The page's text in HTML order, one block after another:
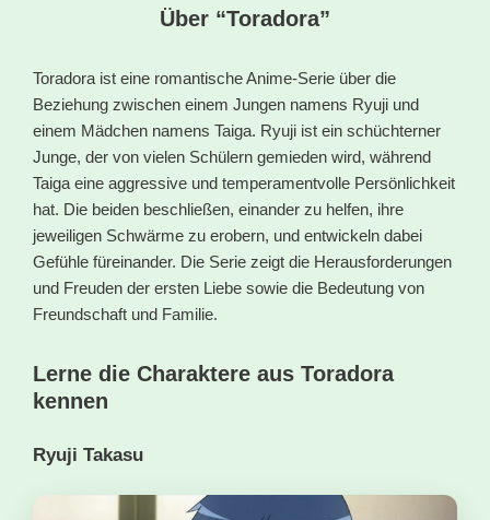
Über “Toradora”
Toradora ist eine romantische Anime-Serie über die
Beziehung zwischen einem Jungen namens Ryuji und
einem Mädchen namens Taiga. Ryuji ist ein schüchterner
Junge, der von vielen Schülern gemieden wird, während
Taiga eine aggressive und temperamentvolle Persönlichkeit
hat. Die beiden beschließen, einander zu helfen, ihre
jeweiligen Schwärme zu erobern, und entwickeln dabei
Gefühle füreinander. Die Serie zeigt die Herausforderungen
und Freuden der ersten Liebe sowie die Bedeutung von
Freundschaft und Familie.
Lerne die Charaktere aus Toradora
kennen
Ryuji Takasu